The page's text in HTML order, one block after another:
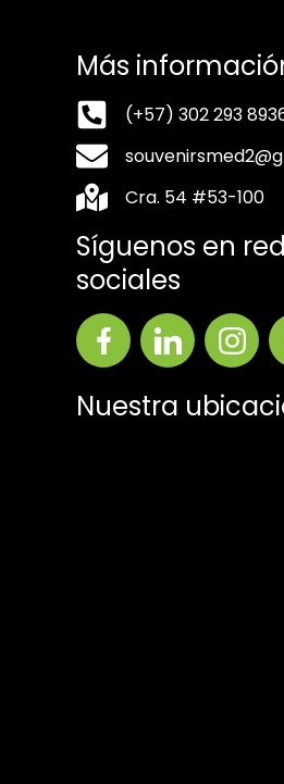
Más
(+57) 302 293
Cra. 54 #53-100
Síguenos en
sociales
Nuestra